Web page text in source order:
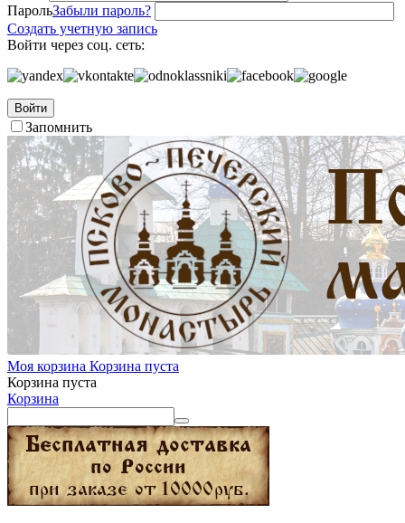
ПарольЗабыли пароль?
Создать учетную запись
Войти через соц. сеть:
Войти
Запомнить
Моя корзина Корзина пуста
Корзина пуста
Корзина